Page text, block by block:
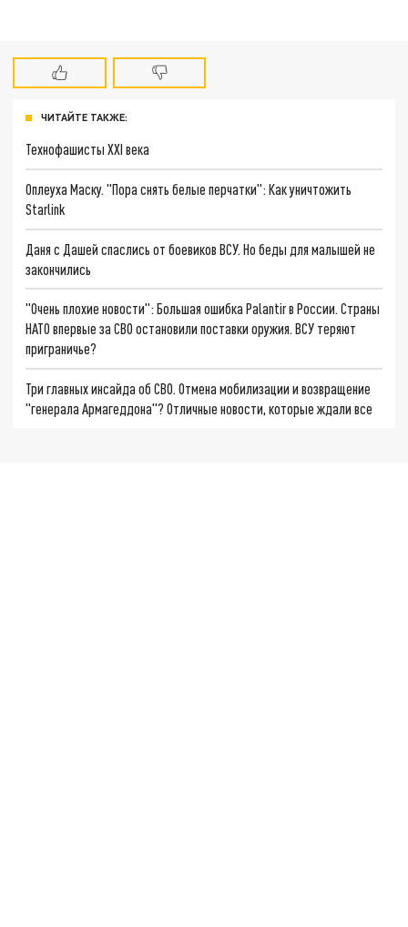
ЧИТАЙТЕ ТАКЖЕ:
Технофашисты XXI века
Оплеуха Маску. "Пора снять белые перчатки": Как уничтожить
Starlink
Даня с Дашей спаслись от боевиков ВСУ. Но беды для малышей не
закончились
"Очень плохие новости": Большая ошибка Palantir в России. Страны
НАТО впервые за СВО остановили поставки оружия. ВСУ теряют
приграничье?
Три главных инсайда об СВО. Отмена мобилизации и возвращение
"генерала Армагеддона"? Отличные новости, которые ждали все